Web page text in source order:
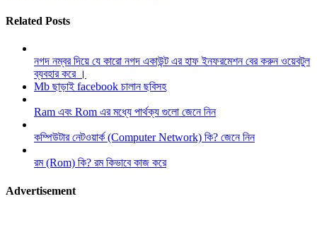
Related Posts
নগদ নম্বর দিয়ে যে কারো নগদ একাউন্ট এর হাফ ইনফরমেশন বের করুন ওয়েবটুল
ব্যবহার করে ।
Mb ছাড়াই facebook চালান ছবিসহ
Ram এবং Rom এর মধ্যে পার্থক্য গুলো জেনে নিন
কম্পিউটার নেটওয়ার্ক (Computer Network) কি? জেনে নিন
রম (Rom) কি? রম কিভাবে কাজ করে
Advertisement